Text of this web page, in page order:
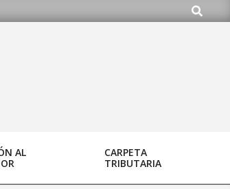
Buscar
AL
CARPETA
TRIBUTARIA